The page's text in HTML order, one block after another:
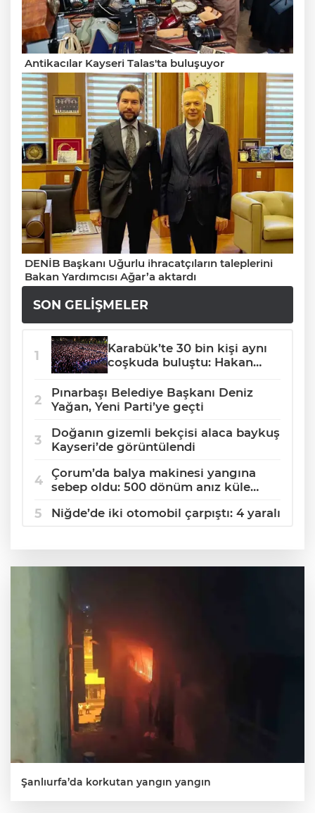
Antikacılar Kayseri Talas'ta buluşuyor
DENİB Başkanı Uğurlu ihracatçıların taleplerini
Bakan Yardımcısı Ağar’a aktardı
SON GELIŞMELER
Karabük’te 30 bin kişi aynı
coşkuda buluştu: Hakan
Peker ve Sefo sahneyi
salladı
Pınarbaşı Belediye Başkanı Deniz
Yağan, Yeni Parti’ye geçti
Doğanın gizemli bekçisi alaca baykuş
Kayseri’de görüntülendi
Çorum’da balya makinesi yangına
sebep oldu: 500 dönüm anız küle
Niğde’de iki otomobil çarpıştı: 4 yaralı
Şanlıurfa’da korkutan yangın yangın